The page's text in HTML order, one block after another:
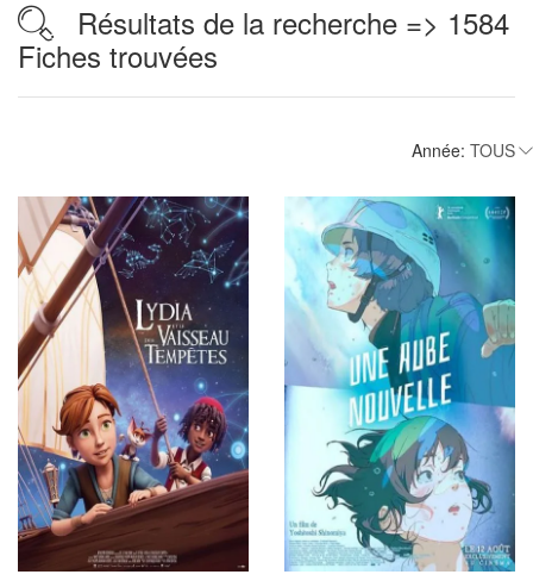
Résultats de la recherche => 1584
Fiches trouvées
Année: